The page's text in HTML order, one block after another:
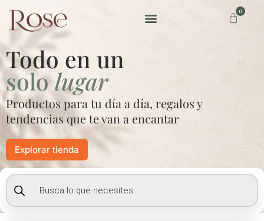
contenido
0
Carrito
Todo en un
sololugar
Productos para tu día a día, regalos y
tendencias que te van a encantar
Explorar tienda
Búsqueda
de
productos